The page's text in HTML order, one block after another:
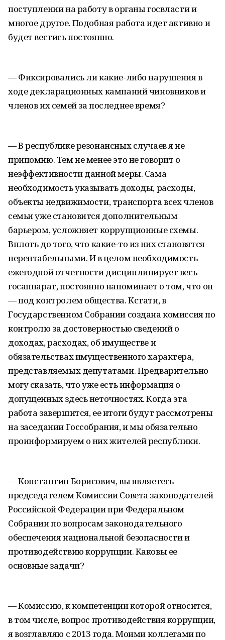
поступлении на работу в органы госвласти и
многое другое. Подобная работа идет активно и
будет вестись постоянно.
— Фиксировались ли какие-либо нарушения в
ходе декларационных кампаний чиновников и
членов их семей за последнее время?
— В республике резонансных случаев я не
припомню. Тем не менее это не говорит о
неэффективности данной меры. Сама
необходимость указывать доходы, расходы,
объекты недвижимости, транспорта всех членов
семьи уже становится дополнительным
барьером, усложняет коррупционные схемы.
Вплоть до того, что какие-то из них становятся
нерентабельными. И в целом необходимость
ежегодной отчетности дисциплинирует весь
госаппарат, постоянно напоминает о том, что он
— под контролем общества. Кстати, в
Государственном Собрании создана комиссия по
контролю за достоверностью сведений о
доходах, расходах, об имуществе и
обязательствах имущественного характера,
представляемых депутатами. Предварительно
могу сказать, что уже есть информация о
допущенных здесь неточностях. Когда эта
работа завершится, ее итоги будут рассмотрены
на заседании Госсобрания, и мы обязательно
проинформируем о них жителей республики.
— Константин Борисович, вы являетесь
председателем Комиссии Совета законодателей
Российской Федерации при Федеральном
Собрании по вопросам законодательного
обеспечения национальной безопасности и
противодействию коррупции. Каковы ее
основные задачи?
— Комиссию, к компетенции которой относится,
в том числе, вопрос противодействия коррупции,
я возглавляю с 2013 года. Моими коллегами по